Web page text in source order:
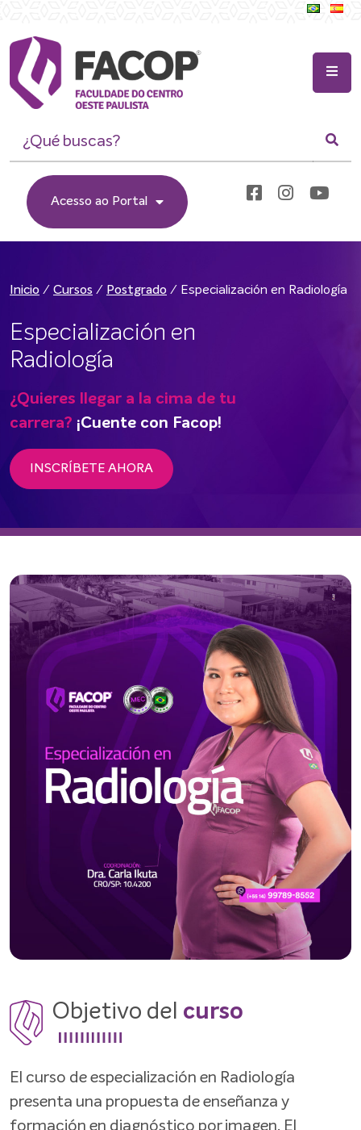
Acesso ao Portal
Inicio / Cursos / Postgrado / Especialización en Radiología
Especialización en
Radiología
¿Quieres llegar a la cima de tu
carrera? ¡Cuente con Facop!
INSCRÍBETE AHORA
Objetivo del curso
El curso de especialización en Radiología
presenta una propuesta de enseñanza y
formación en diagnóstico por imagen. El